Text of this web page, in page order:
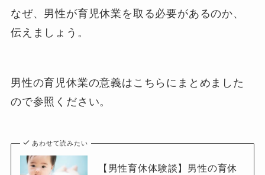
なぜ、男性が育児休業を取る必要があるのか、
伝えましょう。
男性の育児休業の意義はこちらにまとめました
ので参照ください。
あわせて読みたい
【男性育休体験談】男性の育休